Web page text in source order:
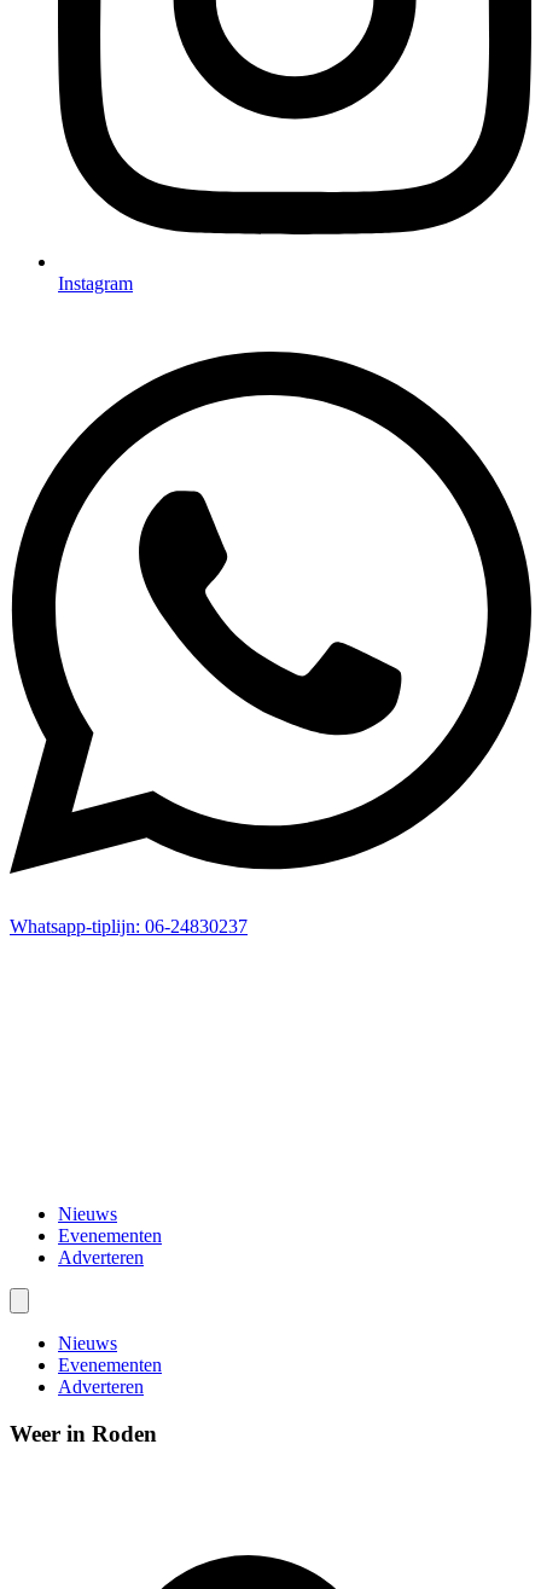
Instagram
Whatsapp-tiplijn: 06-24830237
Nieuws
Evenementen
Adverteren
Nieuws
Evenementen
Adverteren
Weer in Roden